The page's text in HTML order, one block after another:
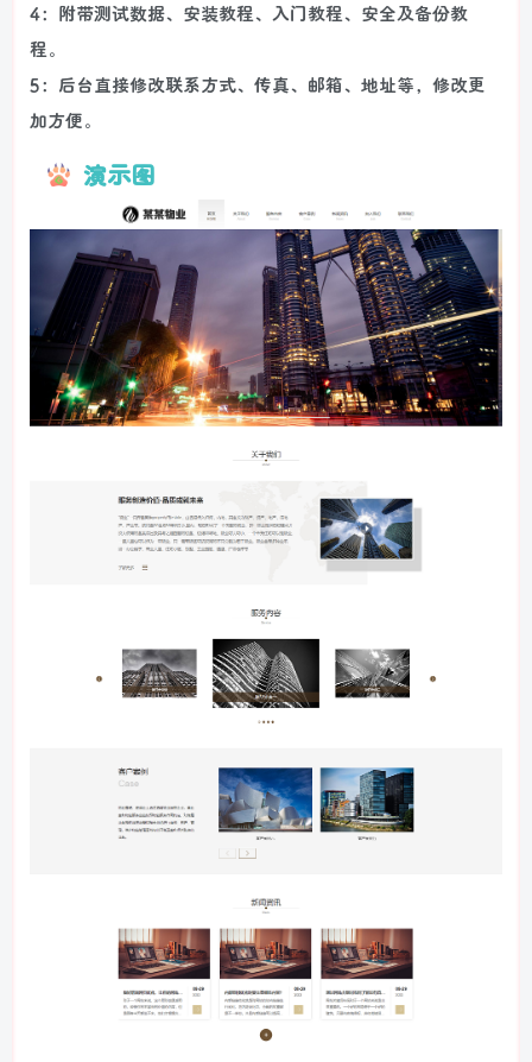
4：附带测试数据、安装教程、入门教程、安全及备份教
程。
5：后台直接修改联系方式、传真、邮箱、地址等，修改更
加方便。
演示图